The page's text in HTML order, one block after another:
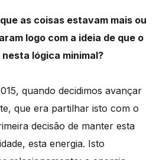
as coisas estavam mais ou
logo com a ideia de que o
lógica minimal?
quando decidimos avançar
que era partilhar isto com o
decisão de manter esta
esta energia. Isto